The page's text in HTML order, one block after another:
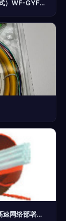
WINFIBER 32芯室外非金属单模光缆（层绞式）WF-GYFTY-32B1 产品解析与报价指南
AMP室外用万兆铠装型光缆8-1664164-5 高速网络部署的坚固基石